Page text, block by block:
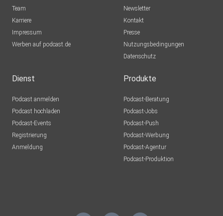
Team
Karriere
Impressum
Werben auf podcast.de
Newsletter
Kontakt
Presse
Nutzungsbedingungen
Datenschutz
Dienst
Podcast anmelden
Podcast hochladen
Podcast-Events
Registrierung
Anmeldung
Produkte
Podcast-Beratung
Podcast-Jobs
Podcast-Push
Podcast-Werbung
Podcast-Agentur
Podcast-Produktion